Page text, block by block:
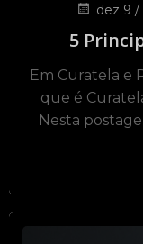
dez 9 /
5
Em Curatela e
que é
Nesta